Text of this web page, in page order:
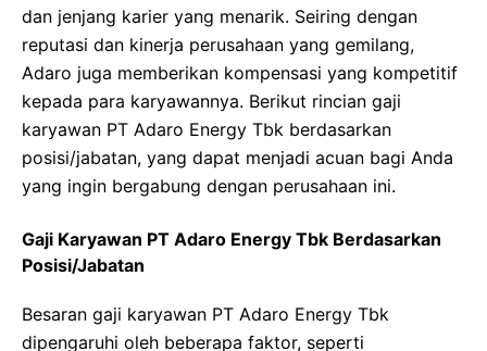
dan jenjang karier yang menarik. Seiring dengan
reputasi dan kinerja perusahaan yang gemilang,
Adaro juga memberikan kompensasi yang kompetitif
kepada para karyawannya. Berikut rincian gaji
karyawan PT Adaro Energy Tbk berdasarkan
posisi/jabatan, yang dapat menjadi acuan bagi Anda
yang ingin bergabung dengan perusahaan ini.
Gaji Karyawan PT Adaro Energy Tbk Berdasarkan
Posisi/Jabatan
Besaran gaji karyawan PT Adaro Energy Tbk
dipengaruhi oleh beberapa faktor, seperti